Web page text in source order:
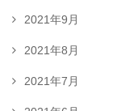
2021年9月
2021年8月
2021年7月